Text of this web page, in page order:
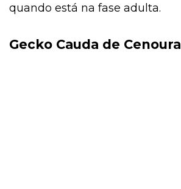
quando está na fase adulta.
Gecko Cauda de Cenoura